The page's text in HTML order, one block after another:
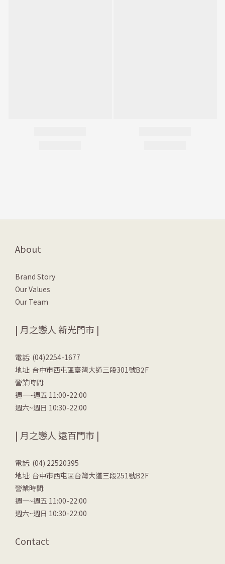
About
Brand Story
Our Values
Our Team
| 月之戀人 新光門市 |
電話: (04)2254-1677
地址: 台中市西屯區臺灣大道三段301號B2F
營業時間:
週一~週五 11:00-22:00
週六~週日 10:30-22:00
| 月之戀人 遠百門市 |
電話: (04) 22520395
地址: 台中市西屯區台灣大道三段251號B2F
營業時間:
週一~週五 11:00-22:00
週六~週日 10:30-22:00
Contact